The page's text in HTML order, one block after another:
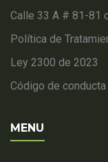
Calle 33 A # 81-81
Política de
Ley 2300 de 2023
Código de conducta
MENU